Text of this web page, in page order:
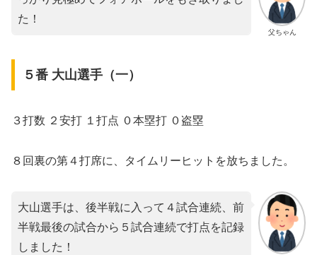
父ちゃん
た！
５番 大山選手（一）
３打数 ２安打 １打点 ０本塁打 ０盗塁
８回裏の第４打席に、タイムリーヒットを放ちました。
大山選手は、後半戦に入って４試合連続、前
半戦最後の試合から５試合連続で打点を記録
しました！